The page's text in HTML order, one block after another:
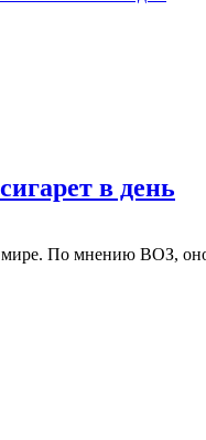
в день
мире. По мнению ВОЗ,